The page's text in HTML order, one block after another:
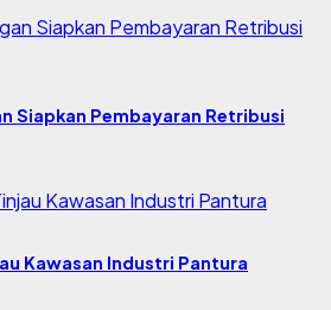
Siapkan Pembayaran Retribusi
Kawasan Industri Pantura